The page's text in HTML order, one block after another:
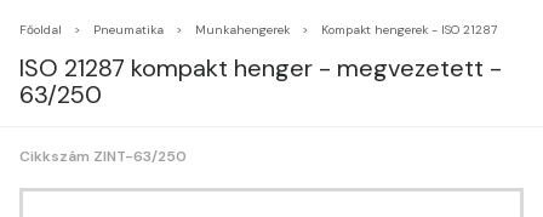
Főoldal Pneumatika Munkahengerek Kompakt hengerek - ISO 21287
ISO 21287 kompakt henger - megvezetett -
63/250
Cikkszám ZINT-63/250